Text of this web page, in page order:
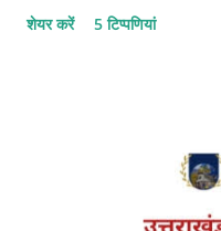
प्राचीन इतिहास के सूत्रों को
और विष्णु पुराण में कुणिंद को
के रूप में अभी तक 5 अभिलेख
प्राप्त हुए हैं। वर्तमान समय में
शेयर करें 5 टिप्पणियां